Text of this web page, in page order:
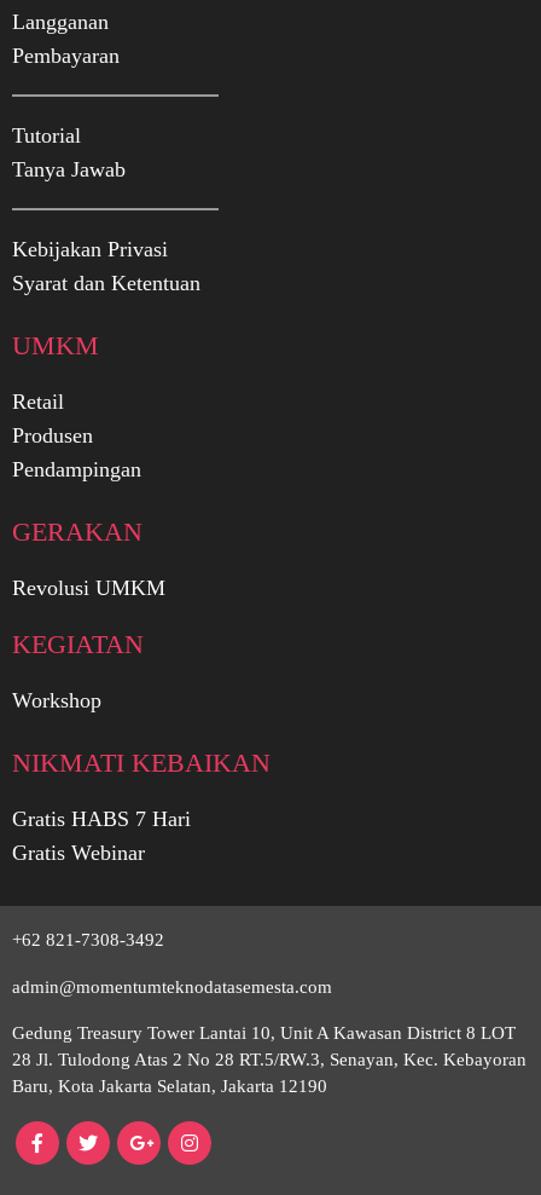
Langganan
Pembayaran
Tutorial
Tanya Jawab
Kebijakan Privasi
Syarat dan Ketentuan
UMKM
Retail
Produsen
Pendampingan
GERAKAN
Revolusi UMKM
KEGIATAN
Workshop
NIKMATI KEBAIKAN
Gratis HABS 7 Hari
Gratis Webinar
+62 821-7308-3492
admin@momentumteknodatasemesta.com
Gedung Treasury Tower Lantai 10, Unit A Kawasan District 8 LOT
28 Jl. Tulodong Atas 2 No 28 RT.5/RW.3, Senayan, Kec. Kebayoran
Baru, Kota Jakarta Selatan, Jakarta 12190